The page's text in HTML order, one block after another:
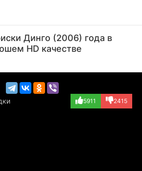
Динго (2006) года в
HD качестве
5911 2415